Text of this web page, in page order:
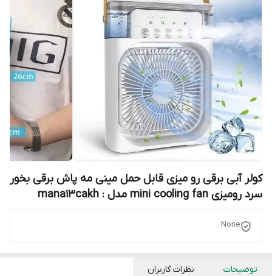
کولر آبی برقی رو میزی قابل حمل مینی مه پاش برقی بخور
سرد رومیزی mini cooling fan مدل : mana13cakh
None
توضیحات نظرات کاربران